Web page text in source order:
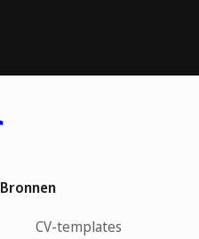
Bronnen
CV-templates